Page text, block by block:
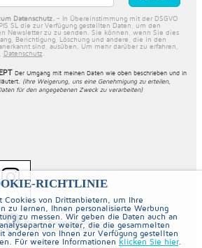
RICHTLINIE
Cookies von Drittanbietern, um Ihre
zu lernen, Ihnen personalisierte Werbung
zu messen. Wir geben die Daten auch an
weiter, die die gesammelten
anderen von Ihnen zur Verfügung gestellten
Für weitere Informationen klicken Sie hier.
Datenschutz. - In Übereinstimmung mit der DSGVO
SL die zur Verfügung gestellten Daten, um den
Newsletter zu zu senden. Sie können, wenn Sie dies
Berichtigung, Löschung und andere, die in den
sind, ausüben. Um mehr darüber zu erfahren,
Datenschutz
Der Umgang mit meinen Daten wie oben beschrieben und in
. (Ihre Weigerung, uns eine Genehmigung zu erteilen,
für den angegebenen Zweck zu verarbeiten)